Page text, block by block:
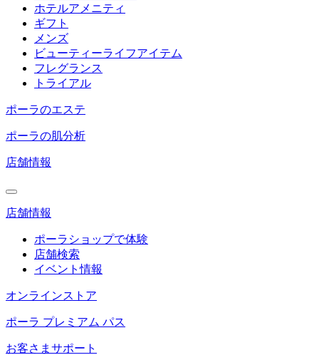
ホテルアメニティ
ギフト
メンズ
ビューティーライフアイテム
フレグランス
トライアル
ポーラのエステ
ポーラの肌分析
店舗情報
店舗情報
ポーラショップで体験
店舗検索
イベント情報
オンラインストア
ポーラ プレミアム パス
お客さまサポート